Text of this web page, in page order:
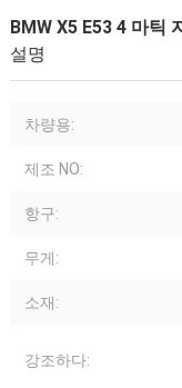
BMW X5 E53 4 마틱
설명
차량용:
제조 NO:
항구:
무게:
소재:
강조하다: